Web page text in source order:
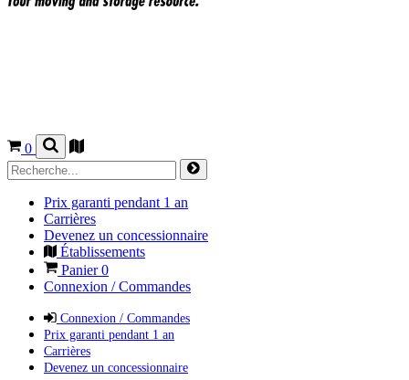
0
Prix garanti pendant 1 an
Carrières
Devenez un concessionnaire
Établissements
Panier0
Connexion / Commandes
Connexion / Commandes
Prix garanti pendant 1 an
Carrières
Devenez un concessionnaire